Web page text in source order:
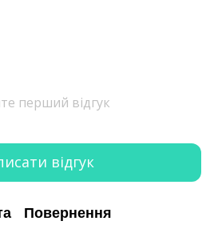
перший відгук
відгук
Повернення